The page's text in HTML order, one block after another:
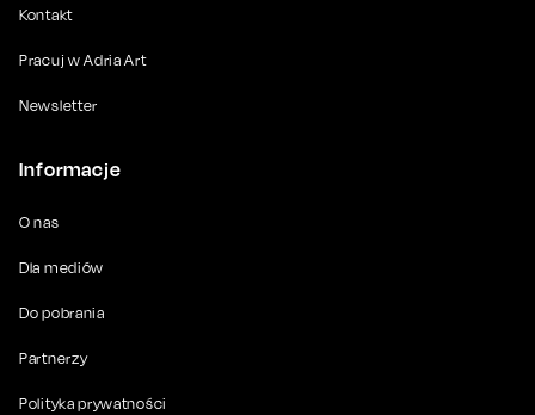
Kontakt
Pracuj w Adria Art
Newsletter
Informacje
O nas
Dla mediów
Do pobrania
Partnerzy
Polityka prywatności